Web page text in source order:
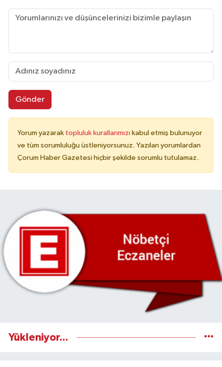
Gönder
Yorum yazarak topluluk kurallarımızı kabul etmiş bulunuyor
ve tüm sorumluluğu üstleniyorsunuz. Yazılan yorumlardan
Çorum Haber Gazetesi hiçbir şekilde sorumlu tutulamaz.
Yükleniyor...